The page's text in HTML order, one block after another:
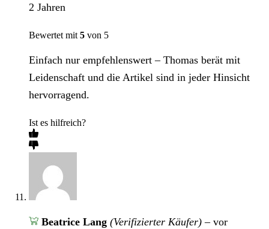
2 Jahren
Bewertet mit 5 von 5
Einfach nur empfehlenswert – Thomas berät mit
Leidenschaft und die Artikel sind in jeder Hinsicht
hervorragend.
Ist es hilfreich?
Beatrice Lang (Verifizierter Käufer) – vor